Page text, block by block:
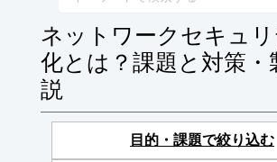
ネットワークセキュ
化とは？課題と対策・
説
目的・課題で絞り込む